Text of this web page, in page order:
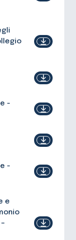
-
-
e